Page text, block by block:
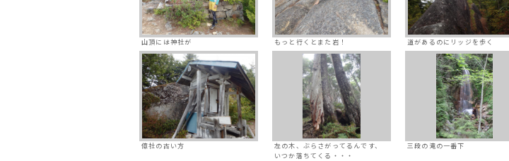
山頂には神社が もっと行くとまた岩！ 道があるのにリッジを歩く
億社の古い方
左の木、ぶらさがってるんです、
いつか落ちてくる・・・
三段の滝の一番下